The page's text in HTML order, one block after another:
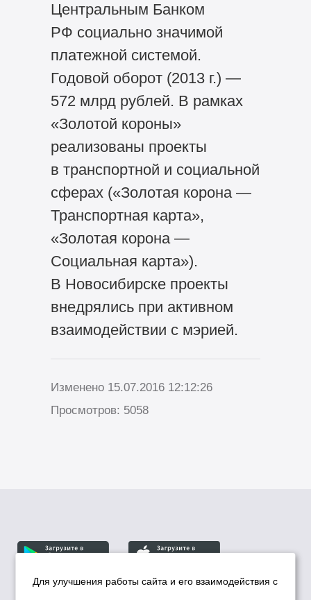
Центральным Банком
РФ социально значимой
платежной системой.
Годовой оборот (2013 г.) —
572 млрд рублей. В рамках
«Золотой короны»
реализованы проекты
в транспортной и социальной
сферах («Золотая корона —
Транспортная карта»,
«Золотая корона —
Социальная карта»).
В Новосибирске проекты
внедрялись при активном
взаимодействии с мэрией.
Изменено 15.07.2016 12:12:26
Просмотров: 5058
Для улучшения работы сайта и его взаимодействия с